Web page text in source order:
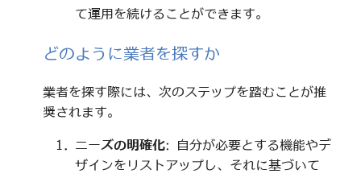
て運用を続けることができます。
どのように業者を探すか
業者を探す際には、次のステップを踏むことが推
奨されます。
ニーズの明確化: 自分が必要とする機能やデ
ザインをリストアップし、それに基づいて